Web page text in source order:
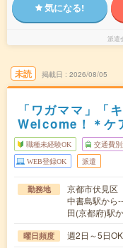
気になる!
派遣
未読 掲載日 2026/08/05
「ワガママ」「
Welcome！＊ケ
職種未経験OK 交通費
WEB登録OK 派遣
勤務地
京都市伏見区
中書島駅から
田(京都府)駅
曜日頻度 週2日～5日